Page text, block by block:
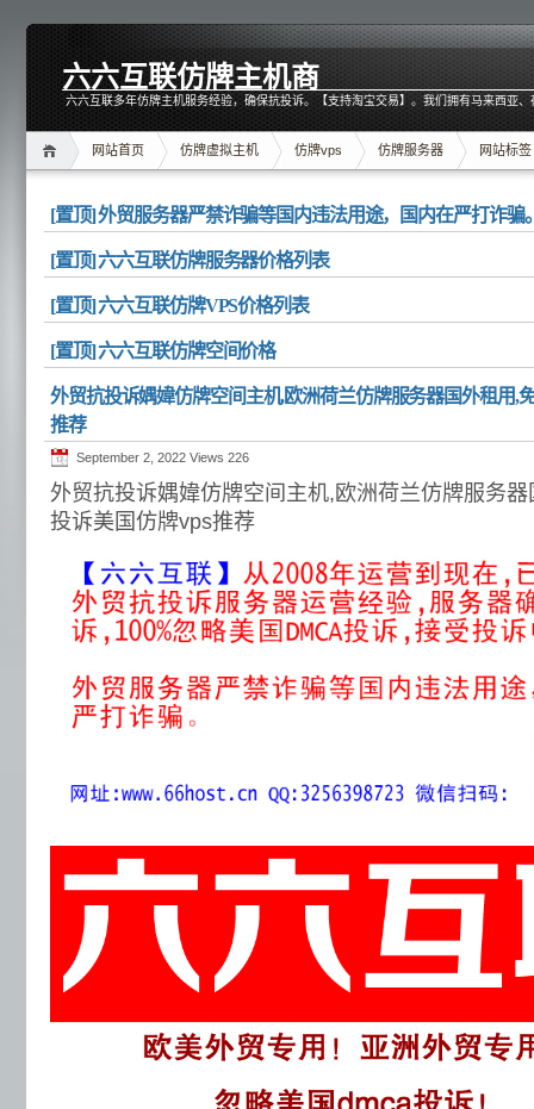
六六互联仿牌主机商
六六互联多年仿牌主机服务经验，确保抗投诉。【支持淘宝交易】。我们拥有马来西亚
网站首页 仿牌虚拟主机 仿牌vps 仿牌服务器 网站标签
[置顶] 外贸服务器严禁诈骗等国内违法用途，国内在严打诈骗
[置顶] 六六互联仿牌服务器价格列表
[置顶] 六六互联仿牌VPS价格列表
[置顶] 六六互联仿牌空间价格
外贸抗投诉媀媁仿牌空间主机,欧洲荷兰仿牌服务器国外租用,
推荐
September 2, 2022 Views 226
外贸抗投诉媀媁仿牌空间主机,欧洲荷兰仿牌服务
投诉美国仿牌vps推荐